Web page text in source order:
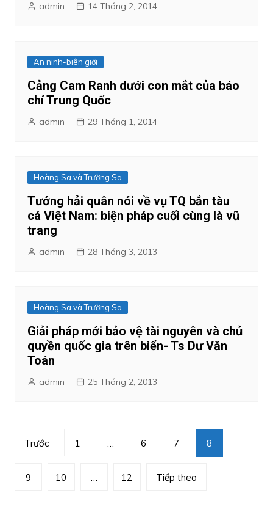
admin 14 Tháng 2, 2014
An ninh-biên giới
Cảng Cam Ranh dưới con mắt của báo
chí Trung Quốc
admin 29 Tháng 1, 2014
Hoàng Sa và Trường Sa
Tướng hải quân nói về vụ TQ bắn tàu
cá Việt Nam: biện pháp cuối cùng là vũ
trang
admin 28 Tháng 3, 2013
Hoàng Sa và Trường Sa
Giải pháp mới bảo vệ tài nguyên và chủ
quyền quốc gia trên biển- Ts Dư Văn
Toán
admin 25 Tháng 2, 2013
Phân
bài
Trước 1 … 6 7 8
9 10 … 12 Tiếp theo